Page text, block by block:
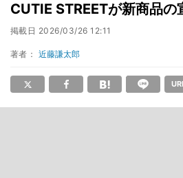
CUTIE STREETが新商品の
掲載日 2026/03/26 12:11
著者： 近藤謙太郎